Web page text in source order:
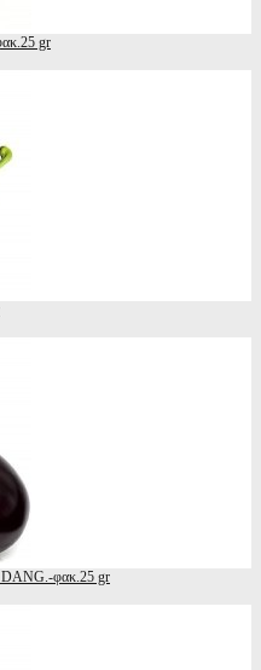
gr
DANG.-φακ.25 gr